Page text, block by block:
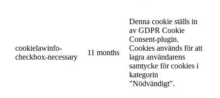
cookielawinfo-
checkbox-necessary
11 months
Denna cookie ställs in
av GDPR Cookie
Consent-plugin.
Cookies används för att
lagra användarens
samtycke för cookies i
kategorin
"Nödvändigt".